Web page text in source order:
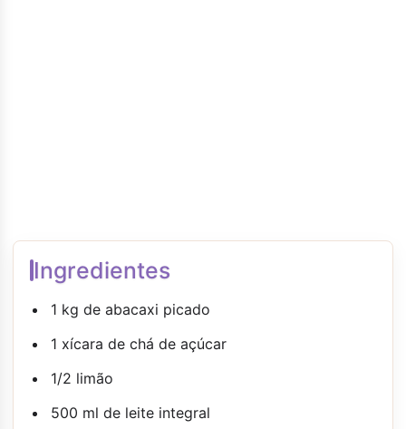
Ingredientes
1 kg de abacaxi picado
1 xícara de chá de açúcar
1/2 limão
500 ml de leite integral